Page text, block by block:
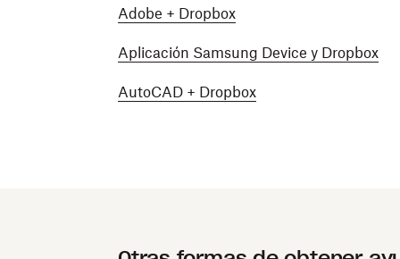
Adobe + Dropbox
Aplicación Samsung Device y Dropbox
AutoCAD + Dropbox